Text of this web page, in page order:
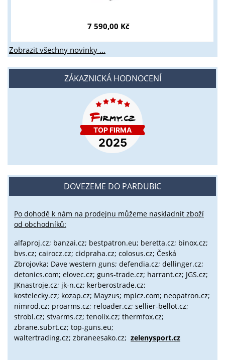
7 590,00 Kč
Zobrazit všechny novinky ...
ZÁKAZNICKÁ HODNOCENÍ
DOVEZEME DO PARDUBIC
Po dohodě k nám na prodejnu můžeme naskladnit zboží
od obchodníků:
alfaproj.cz; banzai.cz; bestpatron.eu; beretta.cz; binox.cz;
bvs.cz; cairocz.cz; cidpraha.cz; colosus.cz; Česká
Zbrojovka; Dave western guns; defendia.cz; dellinger.cz;
detonics.com; elovec.cz; guns-trade.cz; harrant.cz; JGS.cz;
JKnastroje.cz; jk-n.cz; kerberostrade.cz;
kostelecky.cz; kozap.cz; Mayzus; mpicz.com; neopatron.cz;
nimrod.cz; proarms.cz; reloader.cz; sellier-bellot.cz;
strobl.cz; stvarms.cz; tenolix.cz; thermfox.cz;
zbrane.subrt.cz; top-guns.eu;
waltertrading.cz; zbraneesako.cz; zelenysport.cz